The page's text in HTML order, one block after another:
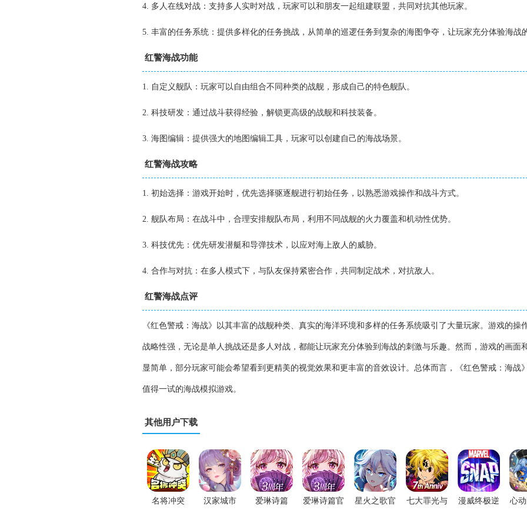
4. 多人在线对战：支持多人实时对战，玩家可以和朋友一起组建联盟，共同对抗其他玩家。
5. 丰富的任务系统：提供多样化的任务挑战，从简单的巡逻任务到复杂的海图争夺，让玩家充分体验海战
红警海战功能
1. 自定义舰队：玩家可以自由组合不同种类的战舰，形成自己的特色舰队。
2. 科技研发：通过战斗获得经验，解锁更高级的战舰和科技装备。
3. 海图编辑：提供强大的地图编辑工具，玩家可以创建自己的海战场景。
红警海战攻略
1. 初始选择：游戏开始时，优先选择驱逐舰进行初始任务，以熟悉游戏操作和战斗方式。
2. 舰队布局：在战斗中，合理安排舰队布局，利用不同战舰的火力覆盖和机动性优势。
3. 科技优先：优先研发潜艇和导弹技术，以应对海上敌人的威胁。
4. 合作与对抗：在多人模式下，与队友保持紧密合作，共同制定战术，对抗敌人。
红警海战点评
《红色警戒：海战》以其丰富的战舰种类、真实的海洋环境和多样的任务系统吸引了大量玩家。游戏的操
战略性强，无论是单人挑战还是多人对战，都能让玩家充分体验到海战的刺激与乐趣。然而，游戏的画面
显简单，部分玩家可能会希望看到更精美的视觉效果和更丰富的音效设计。总体而言，《红色警戒：海战
值得一试的海战模拟游戏。
其他用户下载
名将冲突 汉家城市 爱琳诗篇 爱琳诗篇官 星火之歌官 七大罪光与 漫威终极逆 心